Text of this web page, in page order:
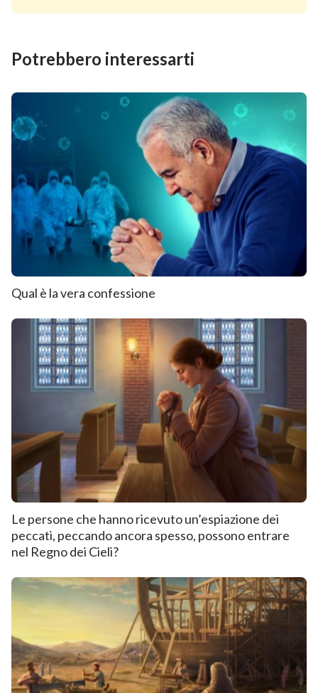
Potrebbero interessarti
Qual è la vera confessione
Le persone che hanno ricevuto un’espiazione dei
peccati, peccando ancora spesso, possono entrare
nel Regno dei Cieli?